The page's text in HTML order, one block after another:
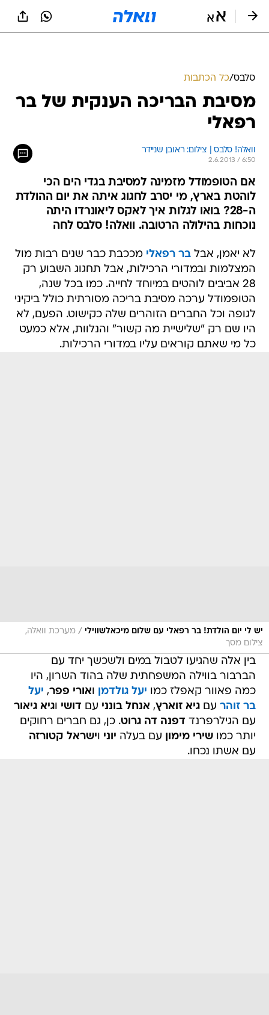
מסיבת הבריכה הענקית של בר
רפאלי
וואלה! סלבס | צילום: ראובן שניידר
2.6.2013 / 6:50
אם הטופמודל מזמינה למסיבת בגדי הים הכי
לוהטת בארץ, מי יסרב לחגוג איתה את יום ההולדת
ה-28? בואו לגלות איך לאקס ליאונרדו היתה
נוכחות בהילולה הרטובה. וואלה! סלבס לחה
לא יאמן, אבלבר רפאלימככבת כבר שנים רבות מול
28 אביבים לוהטים במיוחד לחייה. כמו בכל שנה,
הטופמודל ערכה מסיבת בריכה מסורתית כולל ביקיני
לגופה וכל החברים הזוהרים שלה כקישוט. הפעם, לא
היו שם רק "שלישיית מה קשור" והנלוות, אלא כמעט
כל מי שאתם קוראים עליו במדורי הרכילות.
בין אלה שהגיעו לטבול במים ולשכשך יחד עם
הברבור בווילה המשפחתית שלה בהוד השרון, היו
כמה פאוור קאפלז כמויעל גולדמןואורי פפר
בר זוהר עםגיא זוארץ,אנחל בונניעםדושיוגיא גיאור
עם הגילרפרנדדפנה דה גרוט. כן, גם חברים רחוקים
יותר כמושירי מימוןעם בעלהיוניוישראל קטורזה
עם אשתו נכחו.